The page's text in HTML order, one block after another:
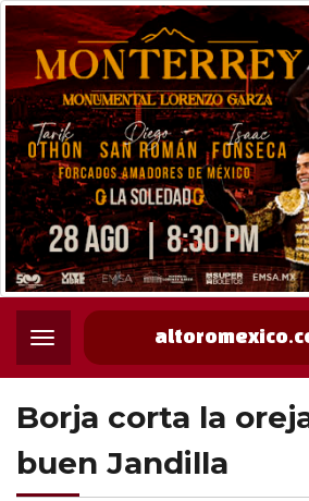
Borja corta la
buen Jandilla